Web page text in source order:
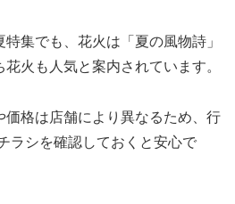
集でも、花火は「夏の風物詩」
火も人気と案内されています。
価格は店舗により異なるため、行
ラシを確認しておくと安心で